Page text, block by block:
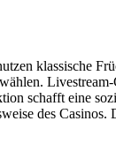
klassische
schafft eine
des Casinos.